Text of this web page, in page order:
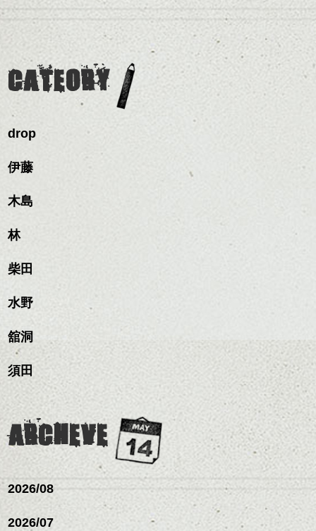
リートメント/ブリーチ/イン
ミニボブ/抜け感ショート/バ
レイヤージュ/縮毛矯正
ナーカラー/イルミナカラー/
ミニボブ/抜け感ショート/バ
レイヤージュ/縮毛矯正
ハンサムショート／ヘッド
ヘアカラー/ハイライト/ダブ
ルカラー/髪質改善/TOKIOト
ナーカラー/イルミナカラー/
ミニボブ/抜け感ショート/バ
カラーリングとの組み合
ながら楽しむ事ができる
のも
とても良いところです。
ダークトーンの色味でク
すめですよ。
これからのスタイルチェ
ンジの事、髪質に合った
是非なんでもご相談して
下さいね。
お待ちしております。
シバタ
ナチュラルなベージュカ
ラーで全体にツヤと透明
感をプラスして
質感も綺麗に見せやす
く。
スタイリング方法は全体
ワックスとオイルを混ぜ
がら耳かけアレンジする
グの事やお手入れ方法な
ェイスラインのデザイン
ですっきりした印象にな
るようカット。
バックを短めにカットし
全体のボリューム感がコ
ンパクトになるようにす
るのが良い感じです。
更に雰囲気が出やすくな
って毎日のお手入れも簡
単になりますよ。
イトをいれるのもおすす
め。
スタイリングも簡単で、
ワックスとオイル、バー
ム等の質感を調整しやす
いものを全体になじませ
ながら
整えるだけですよ。
をだしやすくスタイリン
グも簡単で良いので朝の
そんなショートカット。
軽めの前髪で透け感を演
ラーで全体にツヤと透明
スタイリング方法は全体
のも良い感じです。
これからのスタイルチェ
ンジ、似合うカラーリン
グの事やお手入れ方法な
是非なんでもご相談して
下さいね。
シバタ
CATEORY
drop
伊藤
木島
林
柴田
水野
舘洞
須田
ARCHEVE
2026/08
2026/07